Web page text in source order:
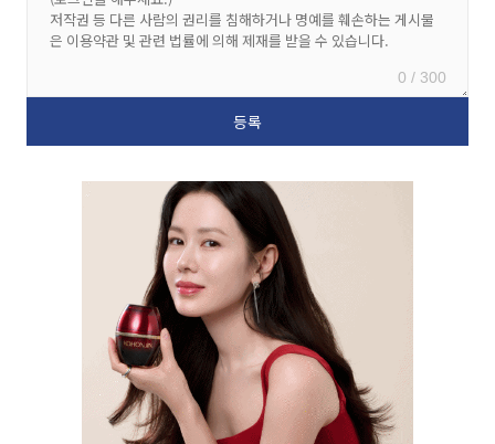
0 / 300